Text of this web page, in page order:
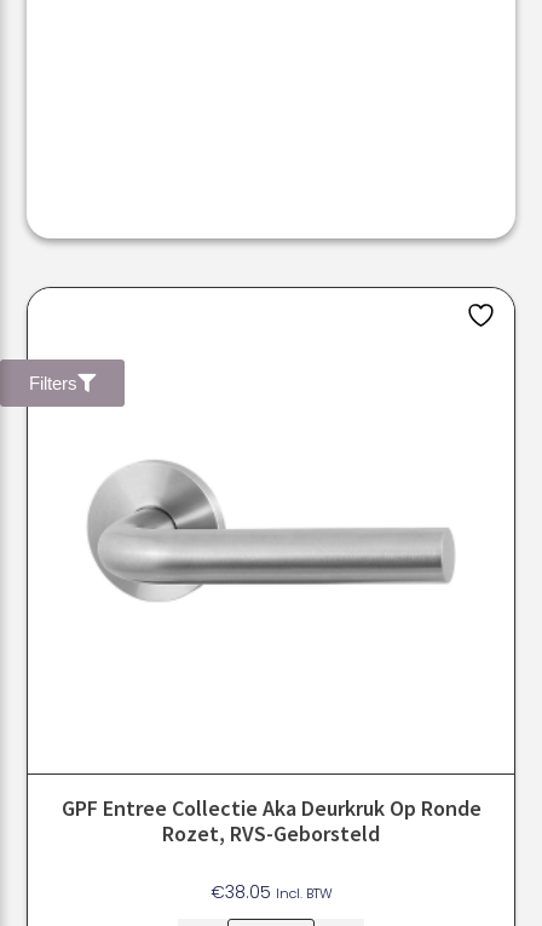
Filters
GPF Entree Collectie Aka Deurkruk Op Ronde
Rozet, RVS-Geborsteld
€38.05 Incl. BTW